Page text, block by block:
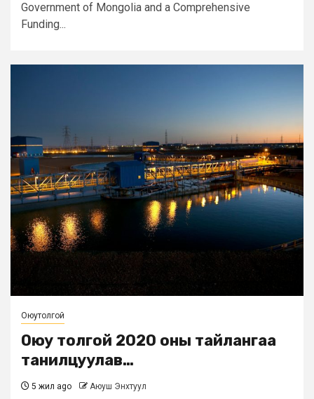
Government of Mongolia and a Comprehensive
Funding...
Оюутолгой
Оюу толгой 2020 оны тайлангаа
танилцуулав…
5 жил ago Аюуш Энхтуул